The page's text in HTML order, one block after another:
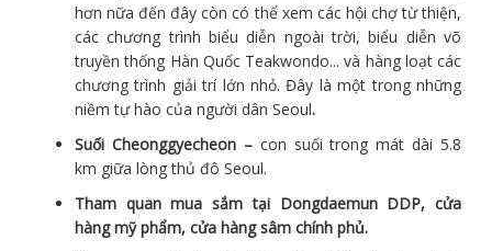
hơn nữa đến đây còn có thể xem các hội chợ từ thiện,
các chương trình biểu diễn ngoài trời, biểu diễn võ
truyền thống Hàn Quốc Teakwondo... và hàng loạt các
chương trình giải trí lớn nhỏ. Đây là một trong những
niềm tự hào của người dân Seoul.
Suối Cheonggyecheon – con suối trong mát dài 5.8
km giữa lòng thủ đô Seoul.
Tham quan mua sắm tại Dongdaemun DDP, cửa
hàng mỹ phẩm, cửa hàng sâm chính phủ.